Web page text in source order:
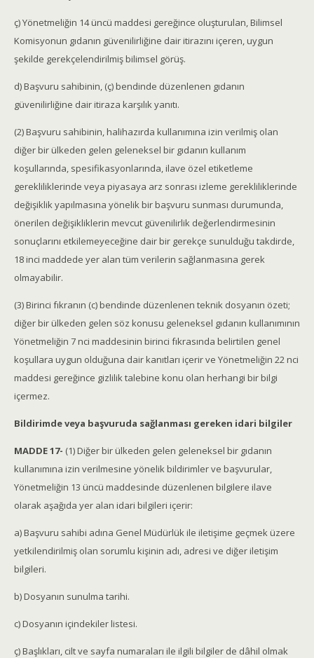
ç) Yönetmeliğin 14 üncü maddesi gereğince oluşturulan, Bilimsel
Komisyonun gıdanın güvenilirliğine dair itirazını içeren, uygun
şekilde gerekçelendirilmiş bilimsel görüş.
d) Başvuru sahibinin, (ç) bendinde düzenlenen gıdanın
güvenilirliğine dair itiraza karşılık yanıtı.
(2) Başvuru sahibinin, halihazırda kullanımına izin verilmiş olan
diğer bir ülkeden gelen geleneksel bir gıdanın kullanım
koşullarında, spesifikasyonlarında, ilave özel etiketleme
gerekliliklerinde veya piyasaya arz sonrası izleme gerekliliklerinde
değişiklik yapılmasına yönelik bir başvuru sunması durumunda,
önerilen değişikliklerin mevcut güvenilirlik değerlendirmesinin
sonuçlarını etkilemeyeceğine dair bir gerekçe sunulduğu takdirde,
18 inci maddede yer alan tüm verilerin sağlanmasına gerek
olmayabilir.
(3) Birinci fıkranın (c) bendinde düzenlenen teknik dosyanın özeti;
diğer bir ülkeden gelen söz konusu geleneksel gıdanın kullanımının
Yönetmeliğin 7 nci maddesinin birinci fıkrasında belirtilen genel
koşullara uygun olduğuna dair kanıtları içerir ve Yönetmeliğin 22 nci
maddesi gereğince gizlilik talebine konu olan herhangi bir bilgi
içermez.
Bildirimde veya başvuruda sağlanması gereken idari bilgiler
MADDE 17- (1) Diğer bir ülkeden gelen geleneksel bir gıdanın
kullanımına izin verilmesine yönelik bildirimler ve başvurular,
Yönetmeliğin 13 üncü maddesinde düzenlenen bilgilere ilave
olarak aşağıda yer alan idari bilgileri içerir:
a) Başvuru sahibi adına Genel Müdürlük ile iletişime geçmek üzere
yetkilendirilmiş olan sorumlu kişinin adı, adresi ve diğer iletişim
bilgileri.
b) Dosyanın sunulma tarihi.
c) Dosyanın içindekiler listesi.
ç) Başlıkları, cilt ve sayfa numaraları ile ilgili bilgiler de dâhil olmak